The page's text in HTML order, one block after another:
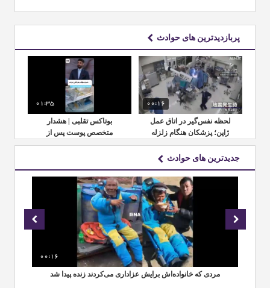
پربازدیدترین های حوادث
00:16
لحظه نفس‌گیر در اتاق عمل
ژاپن؛ پزشکان هنگام زلزله
بیمار را تنها نگذاشتند
01:35
بوتاکس تقلبی | هشدار
متخصص پوست پس از
کشف ۱۵ هزار قلم در
جدیدترین های حوادث
00:16
مردی که خانواده‌اش برایش عزاداری می‌کردند زنده پیدا شد